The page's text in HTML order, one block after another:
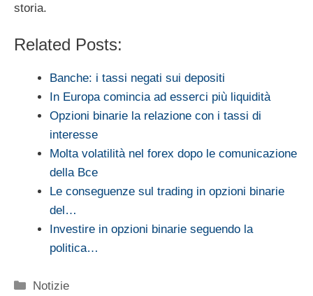
storia.
Related Posts:
Banche: i tassi negati sui depositi
In Europa comincia ad esserci più liquidità
Opzioni binarie la relazione con i tassi di
interesse
Molta volatilità nel forex dopo le comunicazione
della Bce
Le conseguenze sul trading in opzioni binarie
del…
Investire in opzioni binarie seguendo la
politica…
Categorie
Notizie